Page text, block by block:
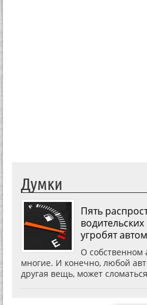
Думки
Пять
угробят
О собственном
многие. И конечно, любой
другая вещь, может